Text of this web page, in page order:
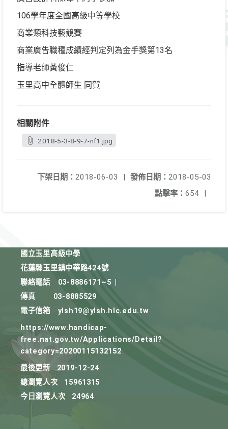
106學年度全國高級中等學校
商業類科技藝競賽
商業廣告職種成績經判定列為金手獎第13名
指導老師黃俊仁
玉里高中全體師生 同賀
相關附件
2018-5-3-8-9-7-nf1.jpg
發佈日期： 2018-05-03
下架日期： 2018-06-03
|
點擊率： 654 |
國立玉里高級中學
花蓮縣玉里鎮中華路424號
聯絡電話
03-8886171~5
傳真
03-8885529
電子信箱
ylsh19@ylsh.hlc.edu.tw
https://www.handicap-
free.nat.gov.tw/Applications/Detail?
category=20200115132152
最後更新
2019-12-24
總瀏覽人次
15961315
今日瀏覽人次
24964